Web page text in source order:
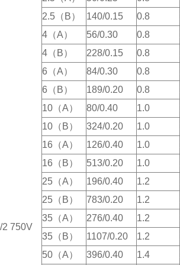
2 750V
2.5（B）
140/0.15 0.8
4（A）
56/0.30 0.8
4（B）
228/0.15 0.8
6（A）
84/0.30 0.8
6（B）
189/0.20 0.8
10（A）
80/0.40 1.0
10（B）
324/0.20 1.0
16（A）
126/0.40 1.0
16（B）
513/0.20 1.0
25（A）
196/0.40 1.2
25（B）
783/0.20 1.2
35（A）
276/0.40 1.2
35（B）
1107/0.20 1.2
50（A）
396/0.40 1.4